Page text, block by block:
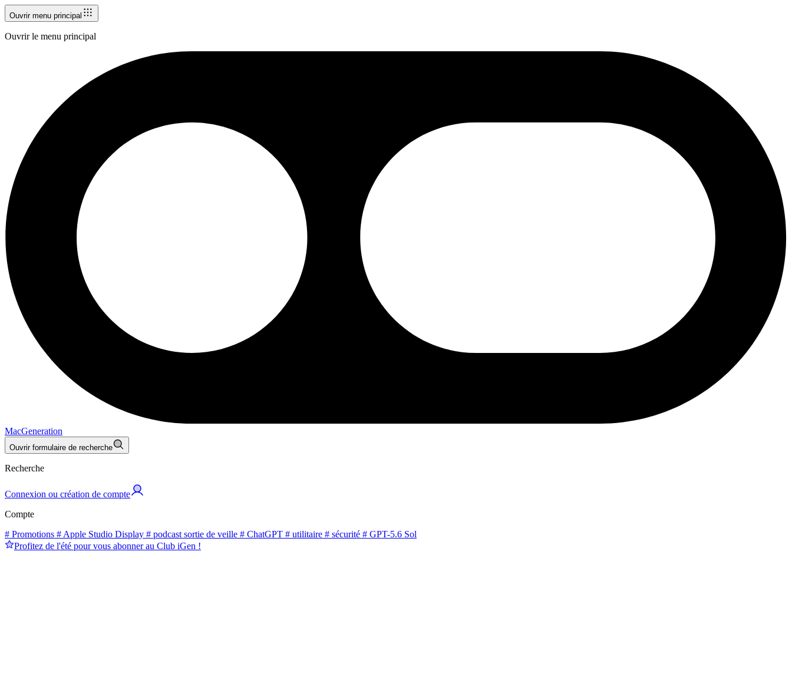
Ouvrir menu principal
Ouvrir le menu principal
MacGeneration
Ouvrir formulaire de recherche
Recherche
Connexion ou création de compte
Compte
# Promotions # Apple Studio Display # podcast sortie de veille # ChatGPT # utilitaire # sécurité # GPT-5.6 Sol
Profitez de l'été pour vous abonner au Club iGen !